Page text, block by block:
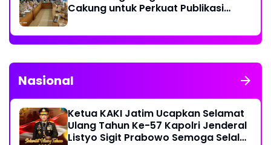
Cakung untuk Perkuat Publikasi
Nasional
Ketua KAKI Jatim Ucapkan Selamat
Ulang Tahun Ke-57 Kapolri Jenderal
Listyo Sigit Prabowo Semoga Selalu